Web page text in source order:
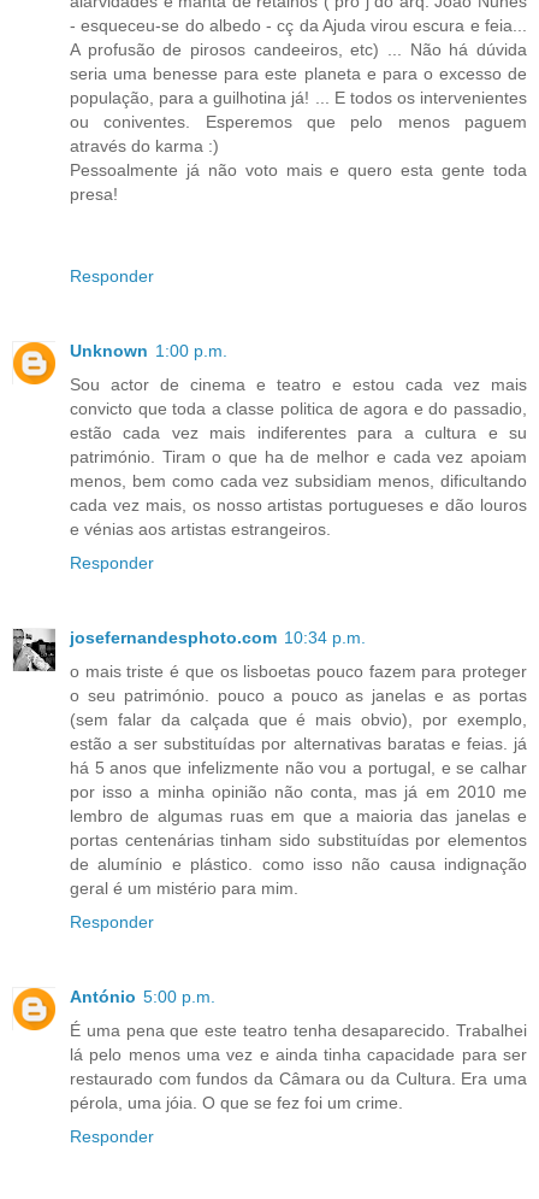
- esqueceu-se do albedo - cç da Ajuda virou escura e feia...
A profusão de pirosos candeeiros, etc) ... Não há dúvida
seria uma benesse para este planeta e para o excesso de
população, para a guilhotina já! ... E todos os intervenientes
ou coniventes. Esperemos que pelo menos paguem
através do karma :)
Pessoalmente já não voto mais e quero esta gente toda
presa!
Responder
Unknown 1:00 p.m.
Sou actor de cinema e teatro e estou cada vez mais
convicto que toda a classe politica de agora e do passadio,
estão cada vez mais indiferentes para a cultura e su
património. Tiram o que ha de melhor e cada vez apoiam
menos, bem como cada vez subsidiam menos, dificultando
cada vez mais, os nosso artistas portugueses e dão louros
e vénias aos artistas estrangeiros.
Responder
josefernandesphoto.com 10:34 p.m.
o mais triste é que os lisboetas pouco fazem para proteger
o seu património. pouco a pouco as janelas e as portas
(sem falar da calçada que é mais obvio), por exemplo,
estão a ser substituídas por alternativas baratas e feias. já
há 5 anos que infelizmente não vou a portugal, e se calhar
por isso a minha opinião não conta, mas já em 2010 me
lembro de algumas ruas em que a maioria das janelas e
portas centenárias tinham sido substituídas por elementos
de alumínio e plástico. como isso não causa indignação
geral é um mistério para mim.
Responder
António 5:00 p.m.
É uma pena que este teatro tenha desaparecido. Trabalhei
lá pelo menos uma vez e ainda tinha capacidade para ser
restaurado com fundos da Câmara ou da Cultura. Era uma
pérola, uma jóia. O que se fez foi um crime.
Responder